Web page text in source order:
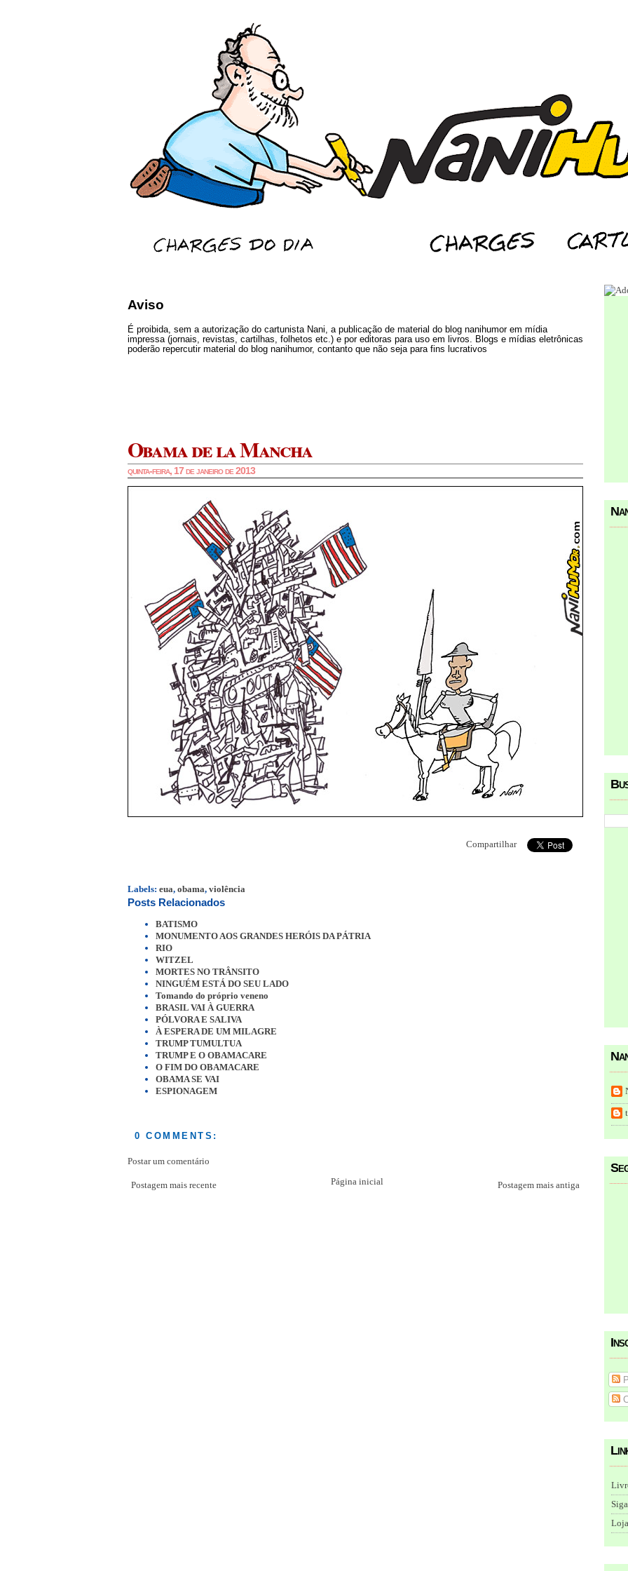
Aviso
É proibida, sem a autorização do cartunista Nani, a publicação de material do blog nanihumor em mídia
impressa (jornais, revistas, cartilhas, folhetos etc.) e por editoras para uso em livros. Blogs e mídias eletrônicas
poderão repercutir material do blog nanihumor, contanto que não seja para fins lucrativos
Obama de la Mancha
quinta-feira, 17 de janeiro de 2013
Compartilhar
Labels: eua, obama, violência
Posts Relacionados
BATISMO
MONUMENTO AOS GRANDES HERÓIS DA PÁTRIA
RIO
WITZEL
MORTES NO TRÂNSITO
NINGUÉM ESTÁ DO SEU LADO
Tomando do próprio veneno
BRASIL VAI À GUERRA
PÓLVORA E SALIVA
À ESPERA DE UM MILAGRE
TRUMP TUMULTUA
TRUMP E O OBAMACARE
O FIM DO OBAMACARE
OBAMA SE VAI
ESPIONAGEM
0 COMMENTS:
Postar um comentário
Postagem mais recente Postagem mais antiga
Página inicial